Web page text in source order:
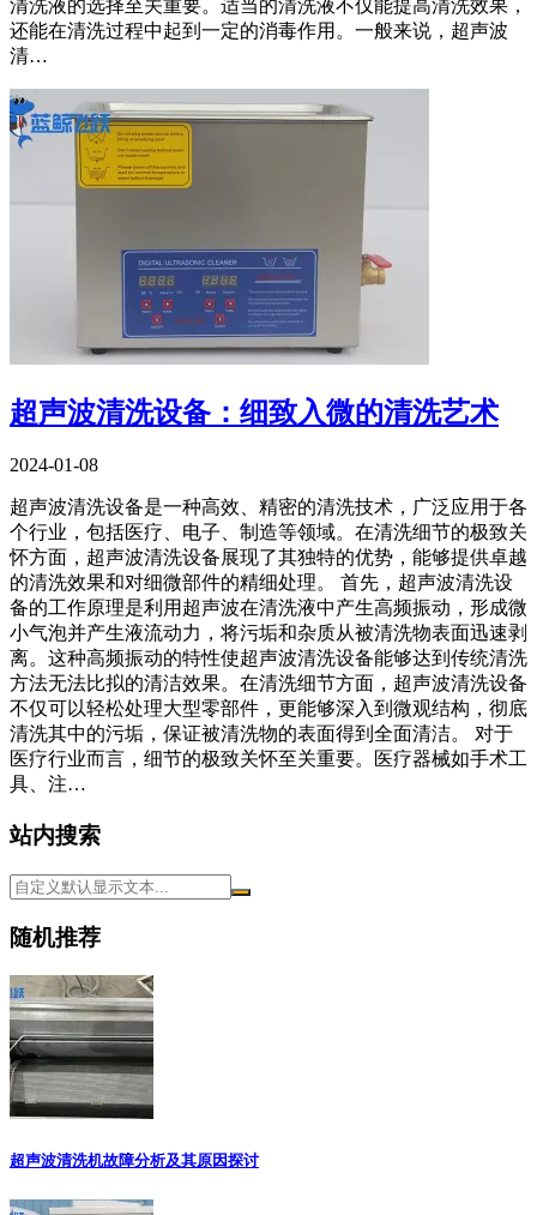
清洗液的选择至关重要。适当的清洗液不仅能提高清洗效果，
还能在清洗过程中起到一定的消毒作用。一般来说，超声波
清…
超声波清洗设备：细致入微的清洗艺术
2024-01-08
超声波清洗设备是一种高效、精密的清洗技术，广泛应用于各
个行业，包括医疗、电子、制造等领域。在清洗细节的极致关
怀方面，超声波清洗设备展现了其独特的优势，能够提供卓越
的清洗效果和对细微部件的精细处理。 首先，超声波清洗设
备的工作原理是利用超声波在清洗液中产生高频振动，形成微
小气泡并产生液流动力，将污垢和杂质从被清洗物表面迅速剥
离。这种高频振动的特性使超声波清洗设备能够达到传统清洗
方法无法比拟的清洁效果。在清洗细节方面，超声波清洗设备
不仅可以轻松处理大型零部件，更能够深入到微观结构，彻底
清洗其中的污垢，保证被清洗物的表面得到全面清洁。 对于
医疗行业而言，细节的极致关怀至关重要。医疗器械如手术工
具、注…
站内搜索
随机推荐
超声波清洗机故障分析及其原因探讨